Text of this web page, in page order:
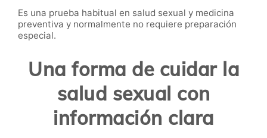
Es una prueba habitual en salud sexual y medicina
preventiva y normalmente no requiere preparación
especial.
Una forma de cuidar la
salud sexual con
información clara